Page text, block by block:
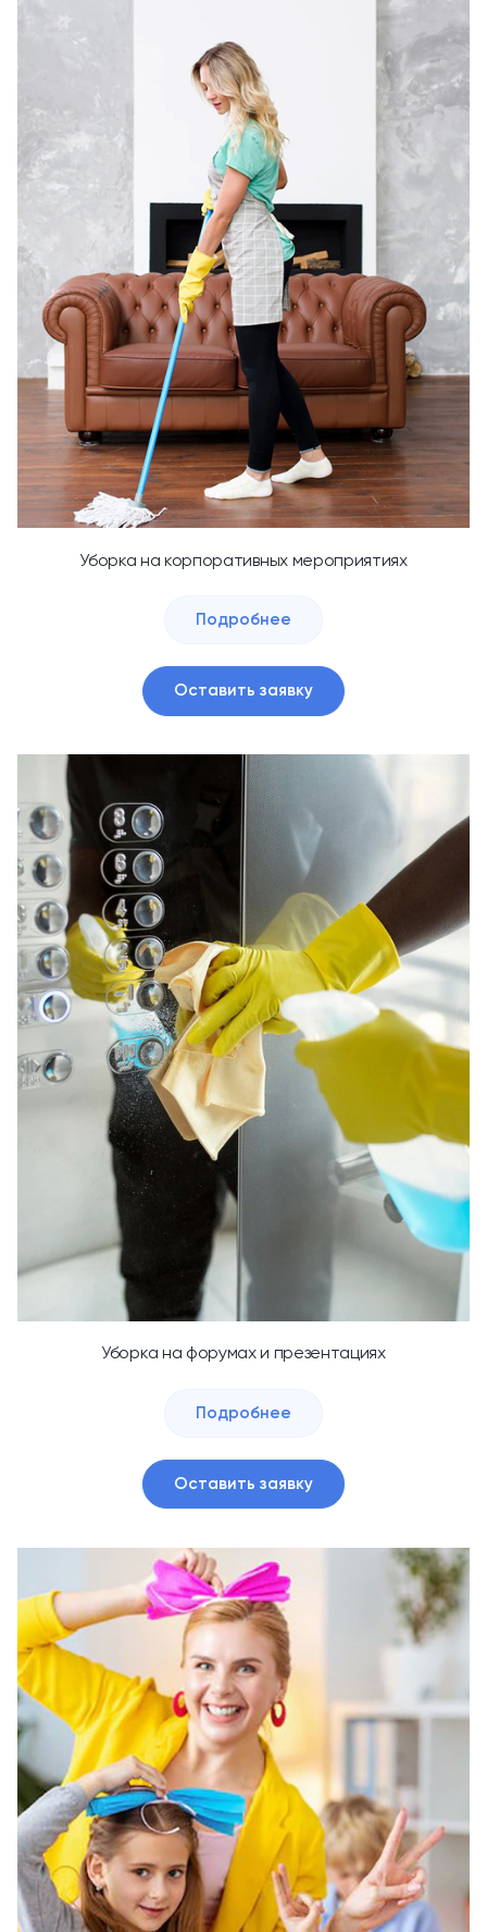
Уборка на корпоративных мероприятиях
Подробнее
Оставить заявку
Уборка на форумах и презентациях
Подробнее
Оставить заявку